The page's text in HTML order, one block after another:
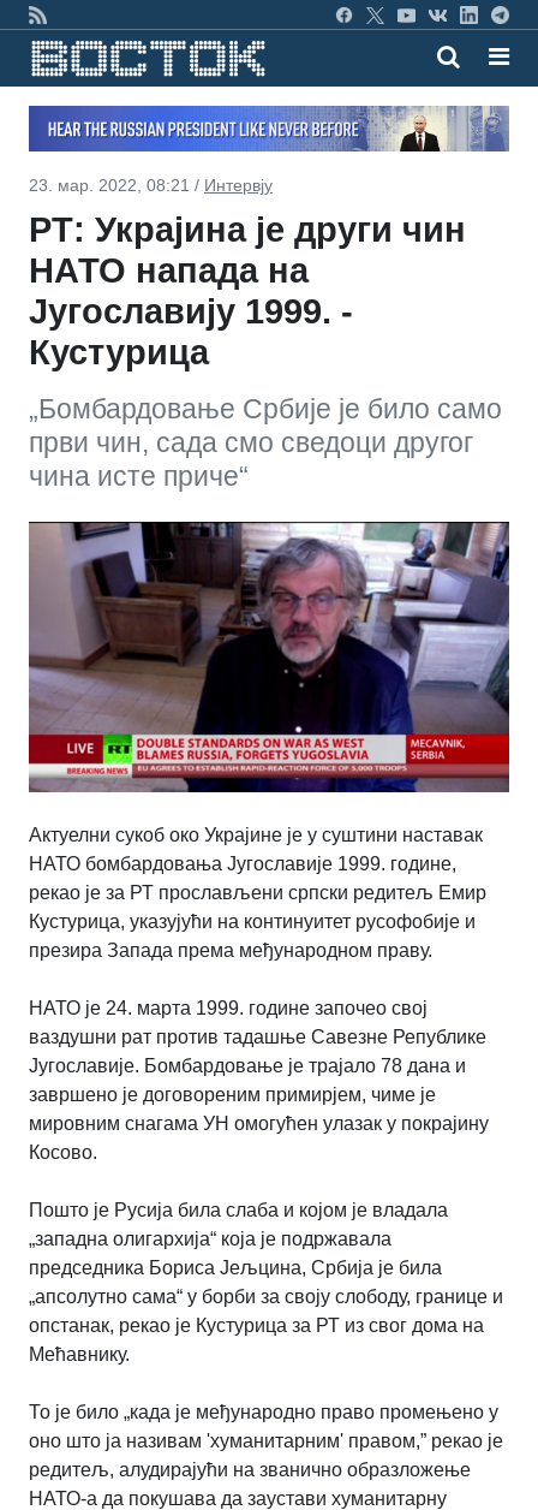
23. мар. 2022, 08:21 / Интервју
РТ: Украјина је други чин
НАТО напада на
Југославију 1999. -
Кустурица
„Бомбардовање Србије је било само
први чин, сада смо сведоци другог
чина исте приче“
Актуелни сукоб око Украјине је у суштини наставак
НАТО бомбардовања Југославије 1999. године,
рекао је за РТ прослављени српски редитељ Емир
Кустурица, указујући на континуитет русофобије и
презира Запада према међународном праву.
НАТО је 24. марта 1999. године започео свој
ваздушни рат против тадашње Савезне Републике
Југославије. Бомбардовање је трајало 78 дана и
завршено је договореним примирјем, чиме је
мировним снагама УН омогућен улазак у покрајину
Косово.
Пошто је Русија била слаба и којом је владала
„западна олигархија“ која је подржавала
председника Бориса Јељцина, Србија је била
„апсолутно сама“ у борби за своју слободу, границе и
опстанак, рекао је Кустурица за РТ из свог дома на
Мећавнику.
То је било „када је међународно право промењено у
оно што ја називам 'хуманитарним' правом,” рекао је
редитељ, алудирајући на званично образложење
НАТО-а да покушава да заустави хуманитарну